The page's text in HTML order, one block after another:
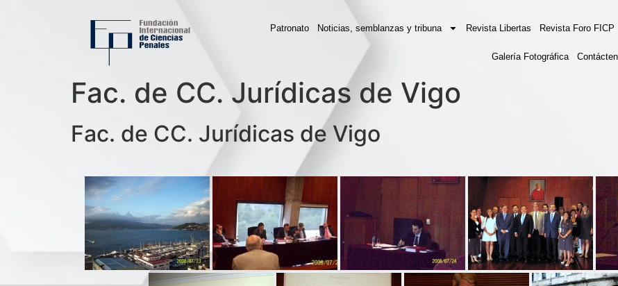
Patronato Noticias, semblanzas y tribuna Revista Libertas Revista Foro FICP
Galería Fotográfica
Fac. de CC. Jurídicas de Vigo
Fac. de CC. Jurídicas de Vigo